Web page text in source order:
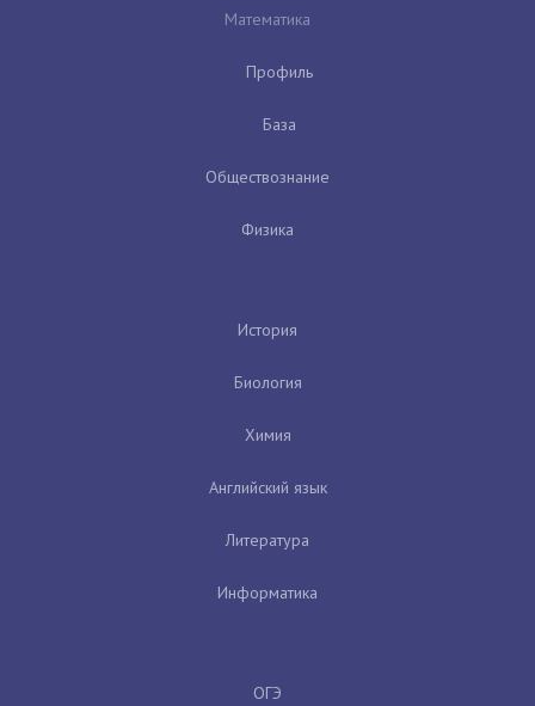
Математика
Профиль
База
Обществознание
Физика
История
Биология
Химия
Английский язык
Литература
Информатика
ОГЭ